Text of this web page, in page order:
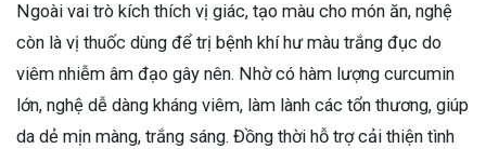
Ngoài vai trò kích thích vị giác, tạo màu cho món ăn, nghệ
còn là vị thuốc dùng để trị bệnh khí hư màu trắng đục do
viêm nhiễm âm đạo gây nên. Nhờ có hàm lượng curcumin
lớn, nghệ dễ dàng kháng viêm, làm lành các tổn thương, giúp
da dẻ mịn màng, trắng sáng. Đồng thời hỗ trợ cải thiện tình